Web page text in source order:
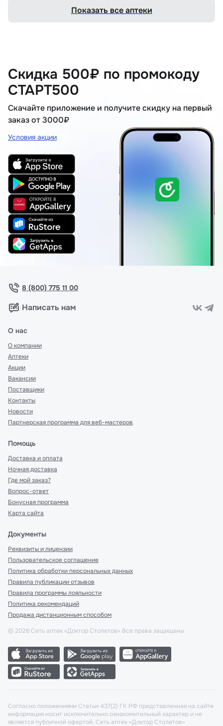
Показать все аптеки
Скидка 500₽ по промокоду
СТАРТ500
Скачайте приложение и получите скидку на первый
заказ от 3000₽
Условия акции
8 (800) 775 11 00
Написать нам
О нас
О компании
Аптеки
Акции
Вакансии
Поставщики
Контакты
Новости
Партнерская программа для веб-мастеров
Помощь
Доставка и оплата
Ночная доставка
Где мой заказ?
Вопрос-ответ
Бонусная программа
Карта сайта
Документы
Реквизиты и лицензии
Пользовательское соглашение
Политика обработки персональных данных
Правила публикации отзывов
Правила программы лояльности
Политика рекомендаций
Продажа дистанционным способом
© 2026 Сеть аптек «Доктор Столетов» Все права защищены
Согласно положениями Статьи 437(2) ГК РФ представленная на сайте
информация носит исключительно ознакомительный характер и не
является публичной офертой. Сеть аптек «Доктор Столетов»